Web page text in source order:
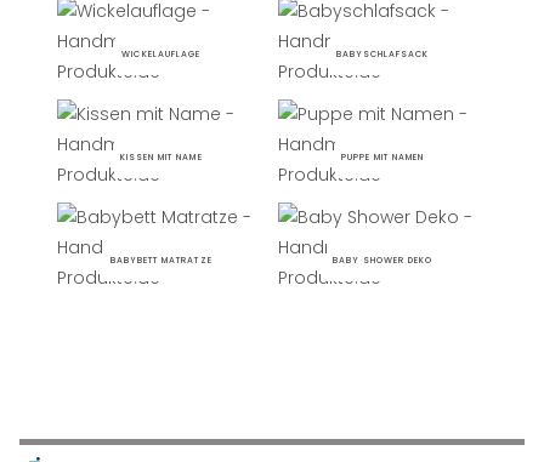
WICKELAUFLAGE BABYSCHLAFSACK
KISSEN MIT NAME PUPPE MIT NAMEN
BABYBETT MATRATZE BABY SHOWER DEKO